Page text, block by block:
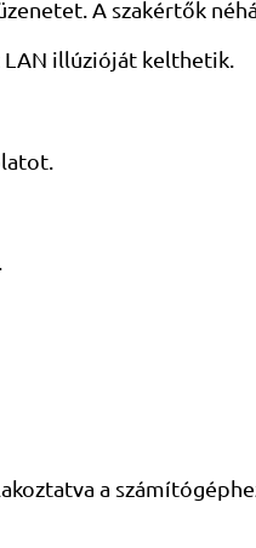
A szakértők
illúzióját kelthetik.
a